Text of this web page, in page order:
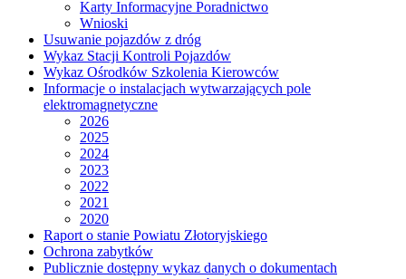
Karty Informacyjne Poradnictwo
Wnioski
Usuwanie pojazdów z dróg
Wykaz Stacji Kontroli Pojazdów
Wykaz Ośrodków Szkolenia Kierowców
Informacje o instalacjach wytwarzających pole
elektromagnetyczne
2026
2025
2024
2023
2022
2021
2020
Raport o stanie Powiatu Złotoryjskiego
Ochrona zabytków
Publicznie dostępny wykaz danych o dokumentach